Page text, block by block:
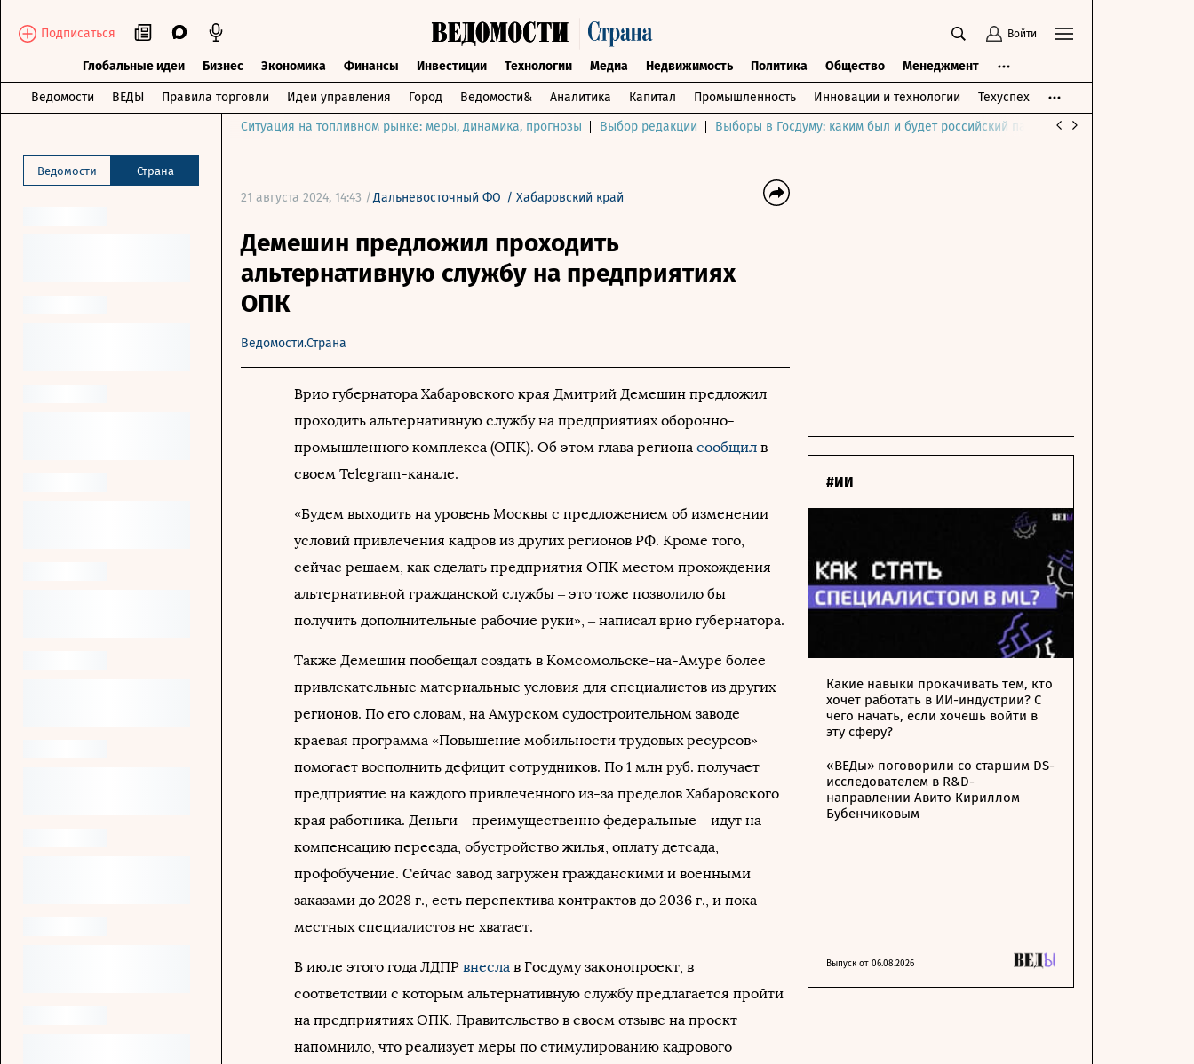
Подписаться Войти
Глобальные идеи Бизнес Экономика Финансы Инвестиции Технологии Медиа Недвижимость Политика Общество Менеджмент
Ведомости ВЕДЫ Правила торговли Идеи управления Город Ведомости& Аналитика Капитал Промышленность Инновации и технологии Техуспех
Ведомости Страна
Ситуация на топливном рынке: меры, динамика, прогнозы Выбор редакции Выборы в Госдуму: каким был и будет российский парламент
21 августа 2024, 14:43 /Дальневосточный ФО / Хабаровский край
Демешин предложил проходить
альтернативную службу на предприятиях
ОПК
Ведомости.Страна
Врио губернатора Хабаровского края Дмитрий Демешин предложил
проходить альтернативную службу на предприятиях оборонно-
промышленного комплекса (ОПК). Об этом глава региона сообщил в
своем Telegram-канале.
«Будем выходить на уровень Москвы с предложением об изменении
условий привлечения кадров из других регионов РФ. Кроме того,
сейчас решаем, как сделать предприятия ОПК местом прохождения
альтернативной гражданской службы – это тоже позволило бы
получить дополнительные рабочие руки», – написал врио губернатора.
Также Демешин пообещал создать в Комсомольске-на-Амуре более
привлекательные материальные условия для специалистов из других
регионов. По его словам, на Амурском судостроительном заводе
краевая программа «Повышение мобильности трудовых ресурсов»
помогает восполнить дефицит сотрудников. По 1 млн руб. получает
предприятие на каждого привлеченного из-за пределов Хабаровского
края работника. Деньги – преимущественно федеральные – идут на
компенсацию переезда, обустройство жилья, оплату детсада,
профобучение. Сейчас завод загружен гражданскими и военными
заказами до 2028 г., есть перспектива контрактов до 2036 г., и пока
местных специалистов не хватает.
В июле этого года ЛДПР внесла в Госдуму законопроект, в
соответствии с которым альтернативную службу предлагается пройти
на предприятиях ОПК. Правительство в своем отзыве на проект
напомнило, что реализует меры по стимулированию кадрового
#ИИ
Какие навыки прокачивать тем, кто
хочет работать в ИИ-индустрии? С
чего начать, если хочешь войти в
эту сферу?
«ВЕДы» поговорили со старшим DS-
исследователем в R&D-
направлении Авито Кириллом
Бубенчиковым
Выпуск от 06.08.2026